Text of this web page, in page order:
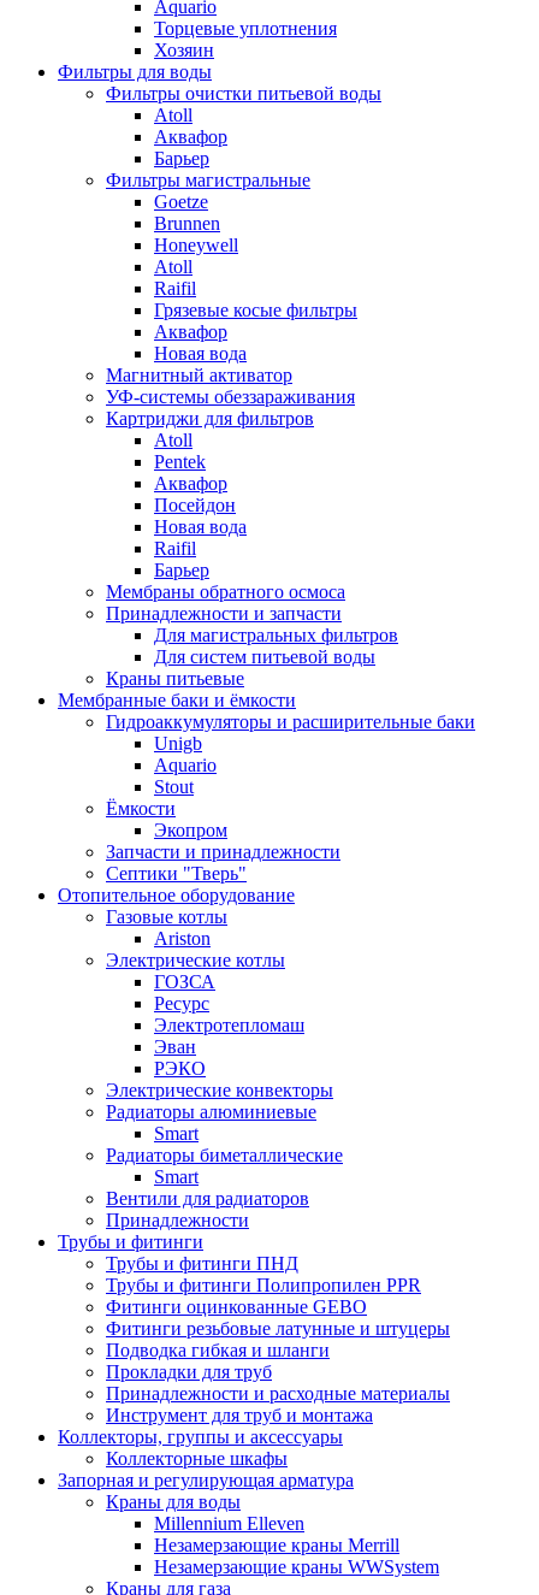
Aquario
Торцевые уплотнения
Хозяин
Фильтры для воды
Фильтры очистки питьевой воды
Atoll
Аквафор
Барьер
Фильтры магистральные
Goetze
Brunnen
Honeywell
Atoll
Raifil
Грязевые косые фильтры
Аквафор
Новая вода
Магнитный активатор
УФ-системы обеззараживания
Картриджи для фильтров
Atoll
Pentek
Аквафор
Посейдон
Новая вода
Raifil
Барьер
Мембраны обратного осмоса
Принадлежности и запчасти
Для магистральных фильтров
Для систем питьевой воды
Краны питьевые
Мембранные баки и ёмкости
Гидроаккумуляторы и расширительные баки
Unigb
Aquario
Stout
Ёмкости
Экопром
Запчасти и принадлежности
Септики "Тверь"
Отопительное оборудование
Газовые котлы
Ariston
Электрические котлы
ГОЗСА
Ресурс
Электротепломаш
Эван
РЭКО
Электрические конвекторы
Радиаторы алюминиевые
Smart
Радиаторы биметаллические
Smart
Вентили для радиаторов
Принадлежности
Трубы и фитинги
Трубы и фитинги ПНД
Трубы и фитинги Полипропилен PPR
Фитинги оцинкованные GEBO
Фитинги резьбовые латунные и штуцеры
Подводка гибкая и шланги
Прокладки для труб
Принадлежности и расходные материалы
Инструмент для труб и монтажа
Коллекторы, группы и аксессуары
Коллекторные шкафы
Запорная и регулирующая арматура
Краны для воды
Millennium Elleven
Незамерзающие краны Merrill
Незамерзающие краны WWSystem
Краны для газа